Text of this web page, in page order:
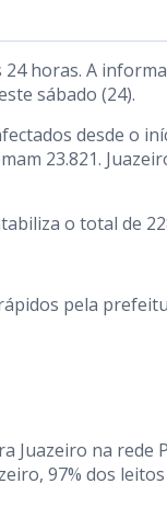
horas. A
sábado (24).
desde o
23.821.
o total de
pela
na rede
97% dos